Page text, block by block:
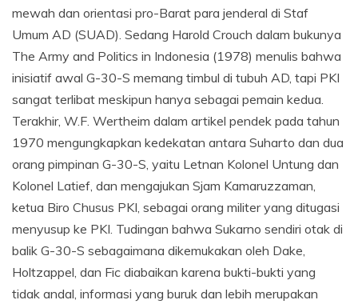
mewah dan orientasi pro-Barat para jenderal di Staf
Umum AD (SUAD). Sedang Harold Crouch dalam bukunya
The Army and Politics in Indonesia (1978) menulis bahwa
inisiatif awal G-30-S memang timbul di tubuh AD, tapi PKI
sangat terlibat meskipun hanya sebagai pemain kedua.
Terakhir, W.F. Wertheim dalam artikel pendek pada tahun
1970 mengungkapkan kedekatan antara Suharto dan dua
orang pimpinan G-30-S, yaitu Letnan Kolonel Untung dan
Kolonel Latief, dan mengajukan Sjam Kamaruzzaman,
ketua Biro Chusus PKI, sebagai orang militer yang ditugasi
menyusup ke PKI. Tudingan bahwa Sukarno sendiri otak di
balik G-30-S sebagaimana dikemukakan oleh Dake,
Holtzappel, dan Fic diabaikan karena bukti-bukti yang
tidak andal, informasi yang buruk dan lebih merupakan